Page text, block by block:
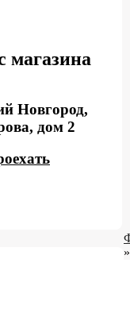
магазина
Новгород,
дом 2
»